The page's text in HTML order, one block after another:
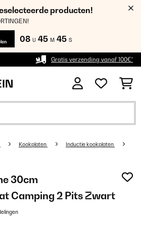
producten!
08 U 45 M 45 S
Gratis verzending vanaf 100€*
Kookplaten Inductie kookplaten
30cm
Camping 2 Pits Zwart